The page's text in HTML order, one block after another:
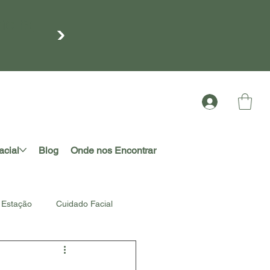
Blog Onde nos Encontrar
Cuidado Facial